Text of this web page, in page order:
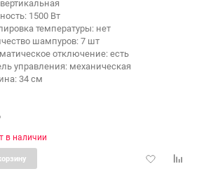
1500 Вт
температуры: нет
шампуров: 7 шт
отключение: есть
управления: механическая
34 см
в наличии
Добавить